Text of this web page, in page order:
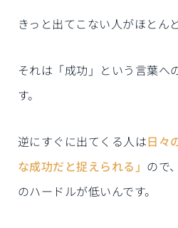
きっと出てこない人がほとん
それは「成功」という言葉へ
す。
逆にすぐに出てくる人は日々
な成功だと捉えられる」 ので
のハードルが低いんです。